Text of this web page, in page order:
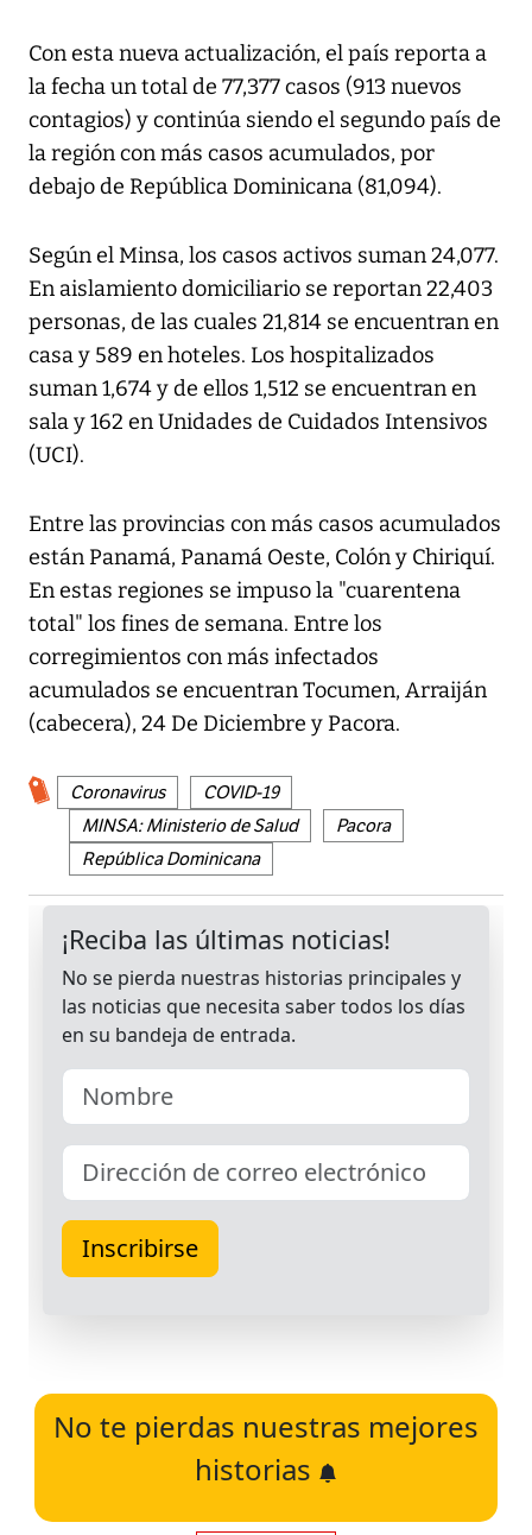
Con esta nueva actualización, el país reporta a
la fecha un total de 77,377 casos (913 nuevos
contagios) y continúa siendo el segundo país de
la región con más casos acumulados, por
debajo de República Dominicana (81,094).
Según el Minsa, los casos activos suman 24,077.
En aislamiento domiciliario se reportan 22,403
personas, de las cuales 21,814 se encuentran en
casa y 589 en hoteles. Los hospitalizados
suman 1,674 y de ellos 1,512 se encuentran en
sala y 162 en Unidades de Cuidados Intensivos
(UCI).
Entre las provincias con más casos acumulados
están Panamá, Panamá Oeste, Colón y Chiriquí.
En estas regiones se impuso la "cuarentena
total" los fines de semana. Entre los
corregimientos con más infectados
acumulados se encuentran Tocumen, Arraiján
(cabecera), 24 De Diciembre y Pacora.
Coronavirus
COVID-19
MINSA: Ministerio de Salud
Pacora
República Dominicana
No te pierdas nuestras mejores
historias